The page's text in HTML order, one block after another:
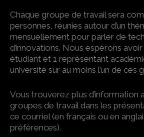
Chaque groupe de travail sera
personnes, réunies autour d’un
mensuellement pour parler de
d’innovations. Nous espérons
étudiant et 1 représentant
université sur au moins l’un de ces
Vous trouverez plus d’information
groupes de travail dans les
ce courriel (en français ou en
préférences).